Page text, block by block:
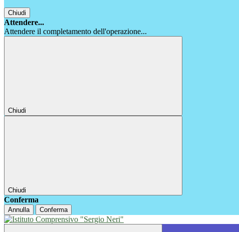
Chiudi
Attendere...
Attendere il completamento dell'operazione...
Chiudi
Chiudi
Conferma
Annulla Conferma